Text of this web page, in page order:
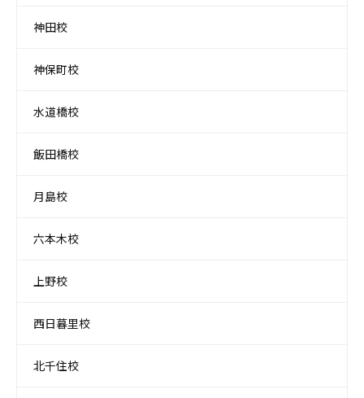
神田校
神保町校
水道橋校
飯田橋校
月島校
六本木校
上野校
西日暮里校
北千住校